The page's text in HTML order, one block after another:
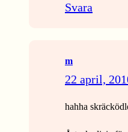
Svara
m
22 april,
hahha